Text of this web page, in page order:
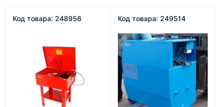
Код товара: 248956 Код товара: 249514